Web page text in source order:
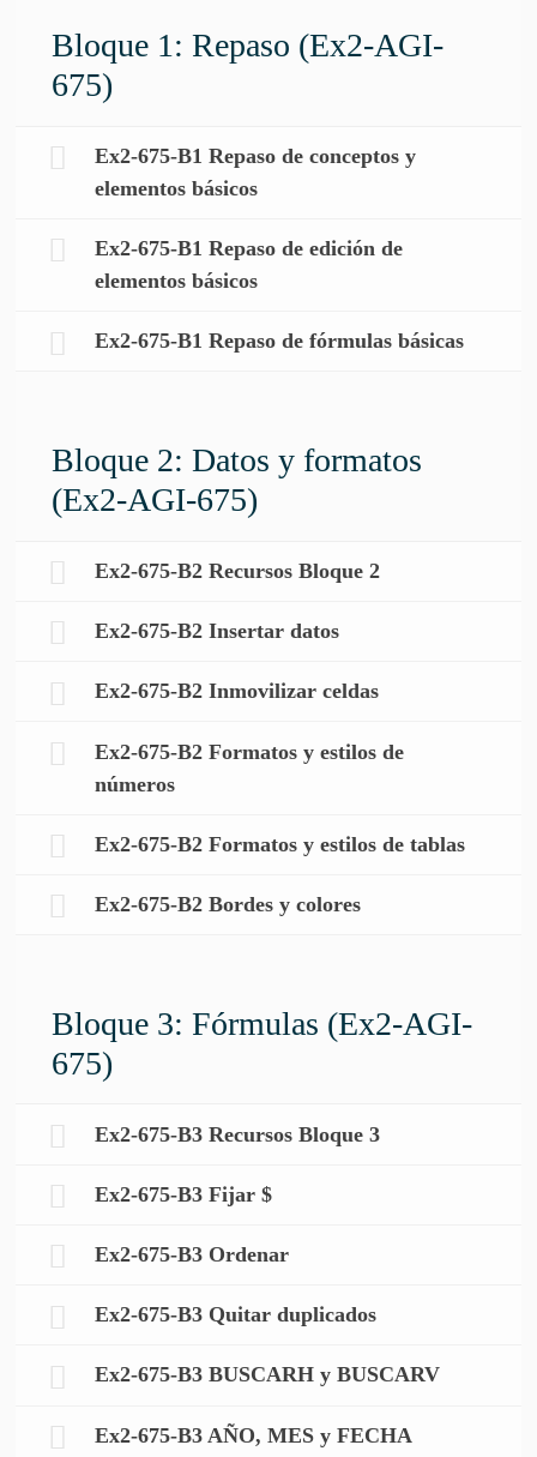
Bloque 1: Repaso (Ex2-AGI-
675)
Ex2-675-B1 Repaso de conceptos y
elementos básicos
Ex2-675-B1 Repaso de edición de
elementos básicos
Ex2-675-B1 Repaso de fórmulas básicas
Bloque 2: Datos y formatos
(Ex2-AGI-675)
Ex2-675-B2 Recursos Bloque 2
Ex2-675-B2 Insertar datos
Ex2-675-B2 Inmovilizar celdas
Ex2-675-B2 Formatos y estilos de
números
Ex2-675-B2 Formatos y estilos de tablas
Ex2-675-B2 Bordes y colores
Bloque 3: Fórmulas (Ex2-AGI-
675)
Ex2-675-B3 Recursos Bloque 3
Ex2-675-B3 Fijar $
Ex2-675-B3 Ordenar
Ex2-675-B3 Quitar duplicados
Ex2-675-B3 BUSCARH y BUSCARV
Ex2-675-B3 AÑO, MES y FECHA